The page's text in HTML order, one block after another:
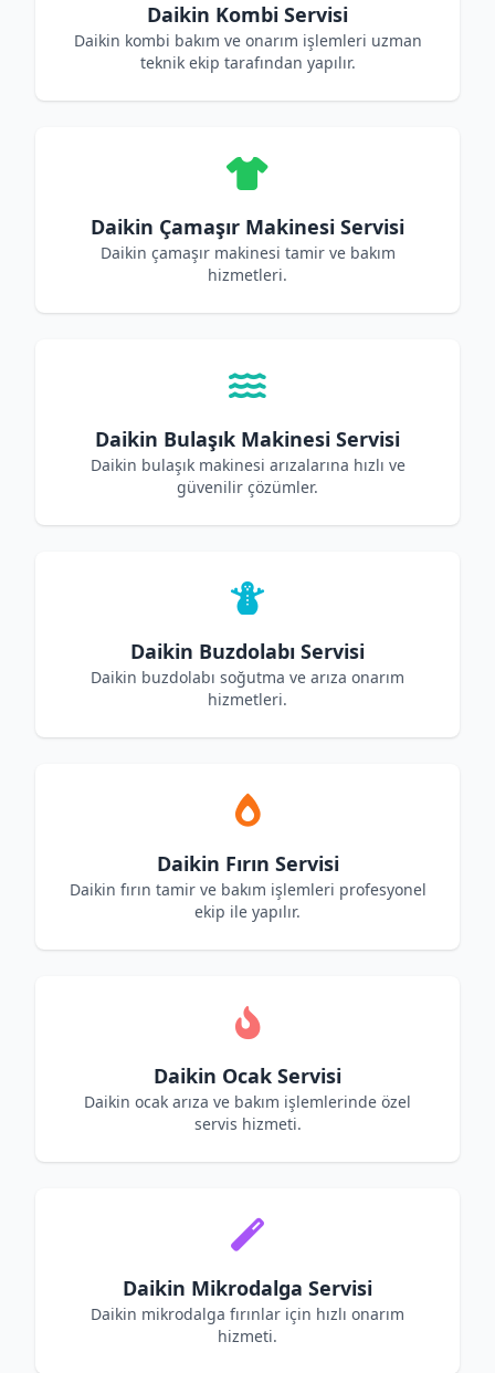
Daikin Kombi Servisi
Daikin kombi bakım ve onarım işlemleri uzman
teknik ekip tarafından yapılır.
Daikin Çamaşır Makinesi Servisi
Daikin çamaşır makinesi tamir ve bakım
hizmetleri.
Daikin Bulaşık Makinesi Servisi
Daikin bulaşık makinesi arızalarına hızlı ve
güvenilir çözümler.
Daikin Buzdolabı Servisi
Daikin buzdolabı soğutma ve arıza onarım
hizmetleri.
Daikin Fırın Servisi
Daikin fırın tamir ve bakım işlemleri profesyonel
ekip ile yapılır.
Daikin Ocak Servisi
Daikin ocak arıza ve bakım işlemlerinde özel
servis hizmeti.
Daikin Mikrodalga Servisi
Daikin mikrodalga fırınlar için hızlı onarım
hizmeti.